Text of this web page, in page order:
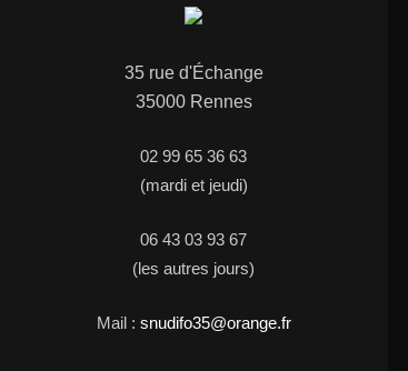
35 rue d'Échange
35000 Rennes
02 99 65 36 63
(mardi et jeudi)
06 43 03 93 67
(les autres jours)
Mail : snudifo35@orange.fr